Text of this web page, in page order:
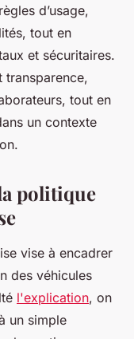
d’usage,
tout en
et sécuritaires.
transparence,
tout en
un contexte
politique
vise à encadrer
des véhicules
l'explication, on
un simple